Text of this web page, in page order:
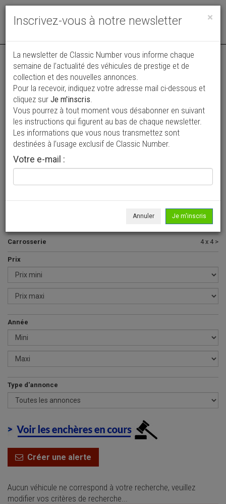
Toggle
Vos annonces vues par
plus de 4 millions de collectionneurs
Ajouter une annonce
> Rechercher un véhicule
Combi >
Carrosserie 4 x 4 >
Prix
Année
Type d'annonce
Créer une alerte
Aucun véhicule ne correspond à votre recherche, veuillez
modifier vos critères de recherche...
×
Inscrivez-vous à notre newsletter
La newsletter de Classic Number vous informe chaque
semaine de l’actualité des véhicules de prestige et de
collection et des nouvelles annonces.
Pour la recevoir, indiquez votre adresse mail ci-dessous et
cliquez sur Je m'inscris.
Vous pourrez à tout moment vous désabonner en suivant
les instructions qui figurent au bas de chaque newsletter.
Les informations que vous nous transmettez sont
destinées à l’usage exclusif de Classic Number.
Votre e-mail :
Annuler Je m'inscris